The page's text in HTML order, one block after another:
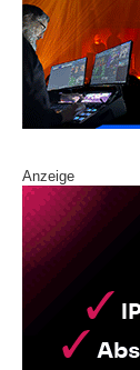
Anzeige